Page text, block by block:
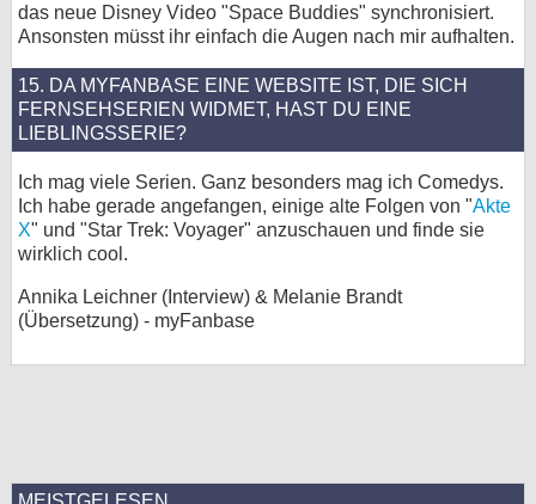
das neue Disney Video "Space Buddies" synchronisiert.
Ansonsten müsst ihr einfach die Augen nach mir aufhalten.
15. DA MYFANBASE EINE WEBSITE IST, DIE SICH
FERNSEHSERIEN WIDMET, HAST DU EINE
LIEBLINGSSERIE?
Ich mag viele Serien. Ganz besonders mag ich Comedys.
Ich habe gerade angefangen, einige alte Folgen von "Akte
X" und "Star Trek: Voyager" anzuschauen und finde sie
wirklich cool.
Annika Leichner (Interview) & Melanie Brandt
(Übersetzung) - myFanbase